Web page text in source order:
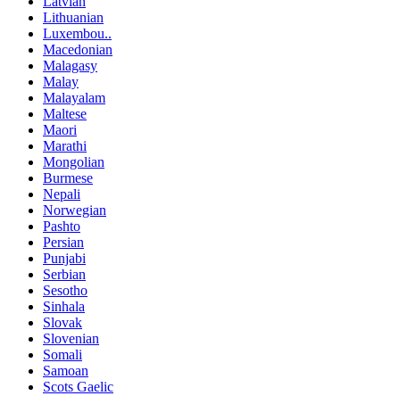
Lithuanian
Luxembou..
Macedonian
Malagasy
Malay
Malayalam
Maltese
Maori
Marathi
Mongolian
Burmese
Nepali
Norwegian
Pashto
Persian
Punjabi
Serbian
Sesotho
Sinhala
Slovak
Slovenian
Somali
Samoan
Scots Gaelic